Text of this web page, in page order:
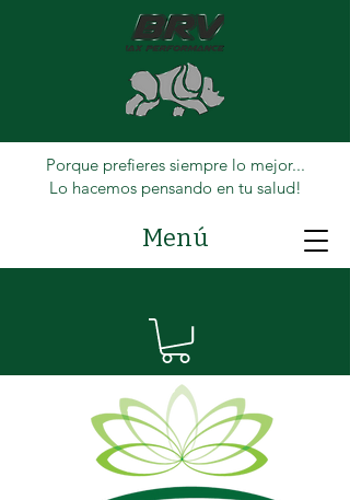
Porque prefieres siempre lo mejor...
Lo hacemos pensando en tu salud!
Menú